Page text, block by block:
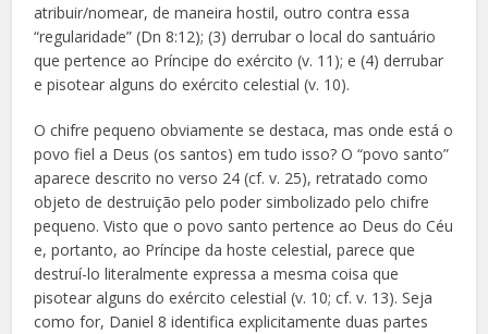
atribuir/nomear, de maneira hostil, outro contra essa
“regularidade” (Dn 8:12); (3) derrubar o local do santuário
que pertence ao Príncipe do exército (v. 11); e (4) derrubar
e pisotear alguns do exército celestial (v. 10).
O chifre pequeno obviamente se destaca, mas onde está o
povo fiel a Deus (os santos) em tudo isso? O “povo santo”
aparece descrito no verso 24 (cf. v. 25), retratado como
objeto de destruição pelo poder simbolizado pelo chifre
pequeno. Visto que o povo santo pertence ao Deus do Céu
e, portanto, ao Príncipe da hoste celestial, parece que
destruí-lo literalmente expressa a mesma coisa que
pisotear alguns do exército celestial (v. 10; cf. v. 13). Seja
como for, Daniel 8 identifica explicitamente duas partes